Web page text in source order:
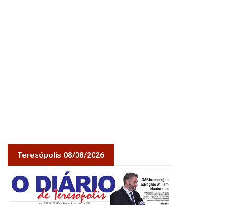
Teresópolis 08/08/2026